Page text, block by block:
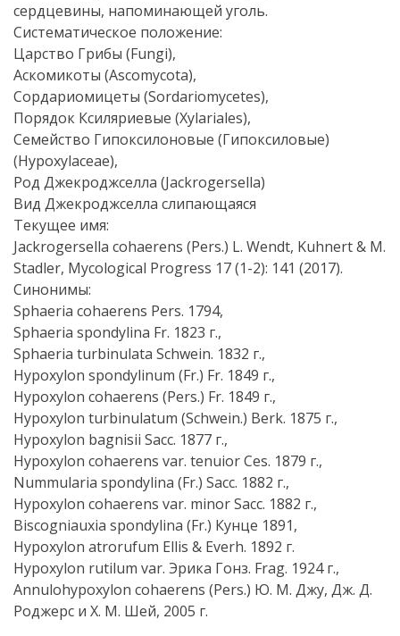
сердцевины, напоминающей уголь.
Систематическое положение:
Царство Грибы (Fungi),
Аскомикоты (Ascomycota),
Сордариомицеты (Sordariomycetes),
Порядок Ксиляриевые (Xylariales),
Семейство Гипоксилоновые (Гипоксиловые)
(Hypoxylaceae),
Род Джекроджселла (Jackrogersella)
Вид Джекроджселла слипающаяся
Текущее имя:
Jackrogersella cohaerens (Pers.) L. Wendt, Kuhnert & M.
Stadler, Mycological Progress 17 (1-2): 141 (2017).
Синонимы:
Sphaeria cohaerens Pers. 1794,
Sphaeria spondylina Fr. 1823 г.,
Sphaeria turbinulata Schwein. 1832 г.,
Hypoxylon spondylinum (Fr.) Fr. 1849 г.,
Hypoxylon cohaerens (Pers.) Fr. 1849 г.,
Hypoxylon turbinulatum (Schwein.) Berk. 1875 г.,
Hypoxylon bagnisii Sacc. 1877 г.,
Hypoxylon cohaerens var. tenuior Ces. 1879 г.,
Nummularia spondylina (Fr.) Sacc. 1882 г.,
Hypoxylon cohaerens var. minor Sacc. 1882 г.,
Biscogniauxia spondylina (Fr.) Кунце 1891,
Hypoxylon atrorufum Ellis & Everh. 1892 г.
Hypoxylon rutilum var. Эрика Гонз. Frag. 1924 г.,
Annulohypoxylon cohaerens (Pers.) Ю. М. Джу, Дж. Д.
Роджерс и Х. М. Шей, 2005 г.